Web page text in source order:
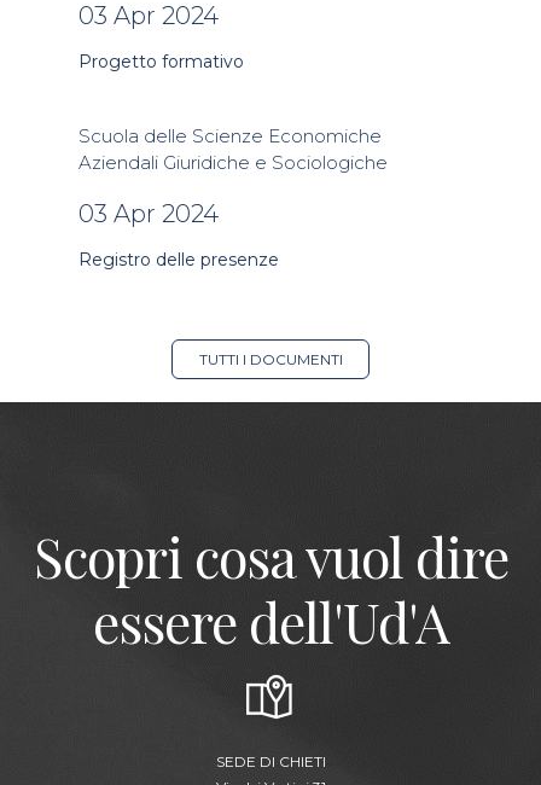
03 Apr 2024
Progetto formativo
Scuola delle Scienze Economiche
Aziendali Giuridiche e Sociologiche
03 Apr 2024
Registro delle presenze
TUTTI I DOCUMENTI
Scopri cosa vuol dire
essere dell'Ud'A
SEDE DI CHIETI